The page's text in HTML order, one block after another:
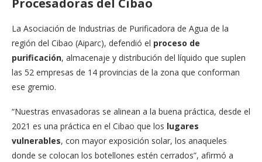
Procesadoras del Cibao
La Asociación de Industrias de Purificadora de Agua de la
región del Cibao (Aiparc), defendió el proceso de
purificación, almacenaje y distribución del líquido que suplen
las 52 empresas de 14 provincias de la zona que conforman
ese gremio.
“Nuestras envasadoras se alinean a la buena práctica, desde el
2021 es una práctica en el Cibao que los lugares
vulnerables, con mayor exposición solar, los anaqueles
donde se colocan los botellones estén cerrados”, afirmó a